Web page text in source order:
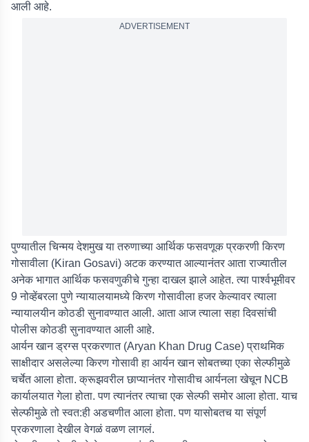
आली आहे.
ADVERTISEMENT
पुण्यातील चिन्मय देशमुख या तरुणाच्या आर्थिक फसवणूक प्रकरणी किरण
गोसावीला (Kiran Gosavi) अटक करण्यात आल्यानंतर आता राज्यातील
अनेक भागात आर्थिक फसवणुकीचे गुन्हा दाखल झाले आहेत. त्या पार्श्वभूमीवर
9 नोव्हेंबरला पुणे न्यायालयामध्ये किरण गोसावीला हजर केल्यावर त्याला
न्यायालयीन कोठडी सुनावण्यात आली. आता आज त्याला सहा दिवसांची
पोलीस कोठडी सुनावण्यात आली आहे.
आर्यन खान ड्रग्स प्रकरणात (Aryan Khan Drug Case) प्राथमिक
साक्षीदार असलेल्या किरण गोसावी हा आर्यन खान सोबतच्या एका सेल्फीमुळे
चर्चेत आला होता. क्रूझवरील छाप्यानंतर गोसावीच आर्यनला खेचून NCB
कार्यालयात गेला होता. पण त्यानंतर त्याचा एक सेल्फी समोर आला होता. याच
सेल्फीमुळे तो स्वत:ही अडचणीत आला होता. पण यासोबतच या संपूर्ण
प्रकरणाला देखील वेगळं वळण लागलं.